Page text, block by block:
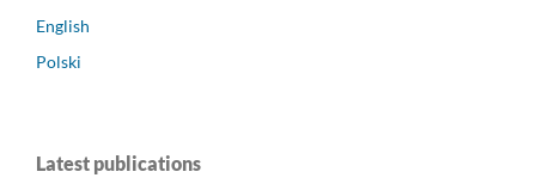
English
Polski
Latest publications